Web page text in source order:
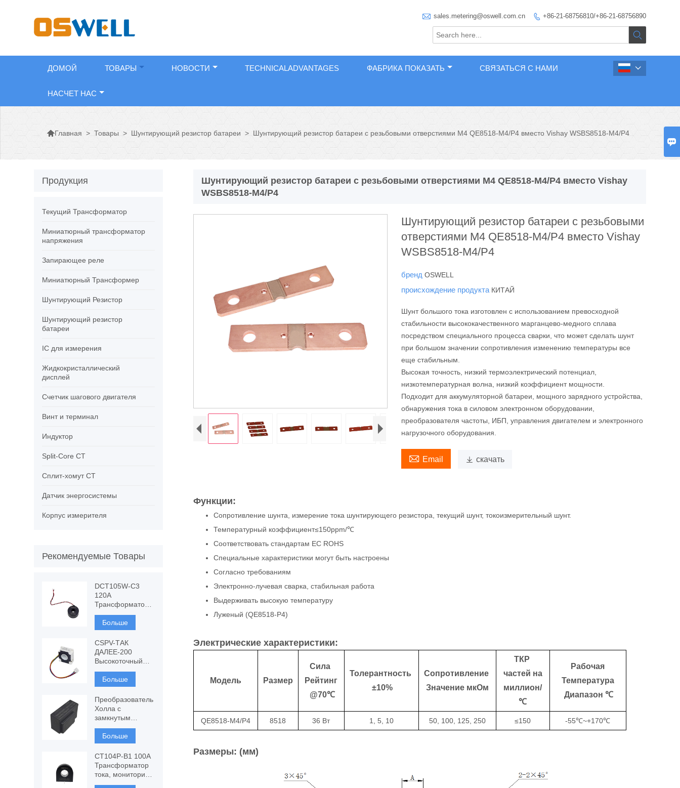

 sales.metering@oswell.com.cn  +86-21-68756810/+86-21-68756890

ДОМОЙ ТОВАРЫ НОВОСТИ TECHNICALADVANTAGES ФАБРИКА ПОКАЗАТЬ СВЯЗАТЬСЯ С НАМИ
НАСЧЕТ НАС

Главная > Товары > Шунтирующий резистор батареи > Шунтирующий резистор батареи с резьбовыми отверстиями M4 QE8518-M4/P4 вместо Vishay WSBS8518-M4/P4
Шунтирующий резистор батареи с резьбовыми отверстиями M4 QE8518-M4/P4 вместо Vishay
WSBS8518-M4/P4
Шунтирующий резистор батареи с резьбовыми
отверстиями M4 QE8518-M4/P4 вместо Vishay
WSBS8518-M4/P4
брендOSWELL
происхождение продукта КИТАЙ
Шунт большого тока изготовлен с использованием превосходной
стабильности высококачественного марганцево-медного сплава
посредством специального процесса сварки, что может сделать шунт
при большом значении сопротивления изменению температуры все
еще стабильным.
Высокая точность, низкий термоэлектрический потенциал,
низкотемпературная волна, низкий коэффициент мощности.
Подходит для аккумуляторной батареи, мощного зарядного устройства,
обнаружения тока в силовом электронном оборудовании,
преобразователя частоты, ИБП, управления двигателем и электронного
нагрузочного оборудования.
 Email  скачать
Функции:
Сопротивление шунта, измерение тока шунтирующего резистора, текущий шунт, токоизмерительный шунт.
Температурный коэффициент≤150ppm/℃
Соответствовать стандартам ЕС ROHS
Специальные характеристики могут быть настроены
Согласно требованиям
Электронно-лучевая сварка, стабильная работа
Выдерживать высокую температуру
Луженый (QE8518-P4)
Электрические характеристики:
Модель Размер
Сила
Рейтинг
@70℃
Толерантность
±10%
Сопротивление
Значение мкОм
ТКР
частей на
миллион/
℃
Рабочая
Температура
Диапазон ℃
QE8518-M4/P4 8518 36 Вт 1, 5, 10 50, 100, 125, 250 ≤150 -55℃~+170℃
Размеры: (мм)
Продукция
Текущий Трансформатор
Миниатюрный трансформатор
напряжения
Запирающее реле
Миниатюрный Трансформер
Шунтирующий Резистор
Шунтирующий резистор
батареи
IC для измерения
Жидкокристаллический
дисплей
Счетчик шагового двигателя
Винт и терминал
Индуктор
Split-Core CT
Сплит-хомут CT
Датчик энергосистемы
Корпус измерителя
Рекомендуемые Товары
DCT105W-C3
120A
Трансформатор
тока с
устойчивостью к
постоянному
току, измерение
ТТ
Больше
CSPV-ТАК
ДАЛЕЕ-200
Высокоточный
преобразователь
тока,
компонентный
феррозонд
Больше
Преобразователь
Холла с
замкнутым
контуром CSPV-
УРА, измерение
переменного и
постоянного тока
Больше
CT104P-B1 100A
Трансформатор
тока, мониторинг
и защита